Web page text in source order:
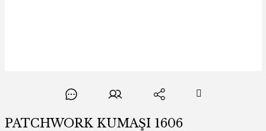
PATCHWORK KUMAŞI 1606